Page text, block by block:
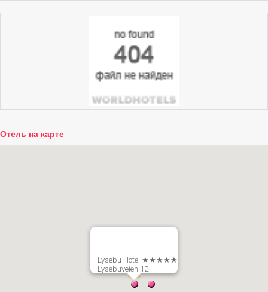
Отель на карте
Lysebu Hotel ★★★★★
Lysebuveien 12